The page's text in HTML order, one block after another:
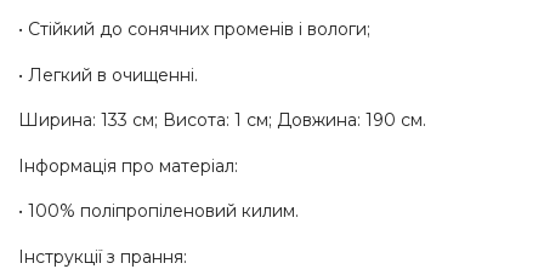
• Стійкий до сонячних променів і вологи;
• Легкий в очищенні.
Ширина: 133 см; Висота: 1 см; Довжина: 190 см.
Інформація про матеріал:
• 100% поліпропіленовий килим.
Інструкції з прання: